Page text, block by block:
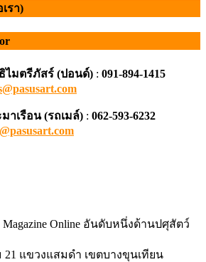
รา)
มตรีภัสร์ (ปอนด์) : 091-894-1415
าเรือน (รถเมล์) : 062-593-6232
Online อันดับหนึ่งด้านปศุสัตว์
21 แขวงแสมดำ เขตบางขุนเทียน